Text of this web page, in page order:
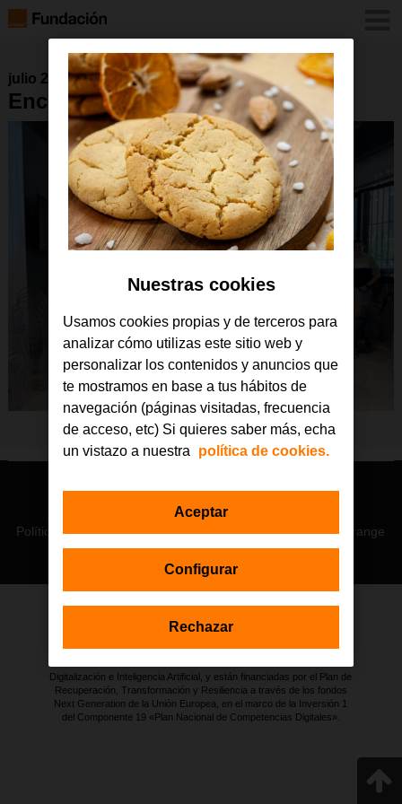
julio 2024
Encuentro-GarageLAB-24-1
© Orange 2026
Lectura accesible: Confort+
Política de privacidad
Política de cookies Aviso legal Orange
impulsada por Red.es, Ministerio para la Transformación Digital y de
Digitalización e Inteligencia Artificial, y están financiadas por el Plan de
Recuperación, Transformación y Resiliencia a través de los fondos
Next Generation de la Unión Europea, en el marco de la Inversión 1
del Componente 19 «Plan Nacional de Competencias Digitales».
Nuestras cookies
Usamos cookies propias y de terceros para
analizar cómo utilizas este sitio web y
personalizar los contenidos y anuncios que
te mostramos en base a tus hábitos de
navegación (páginas visitadas, frecuencia
de acceso, etc) Si quieres saber más, echa
un vistazo a nuestra
política de cookies.
Configurar
Rechazar
Aceptar